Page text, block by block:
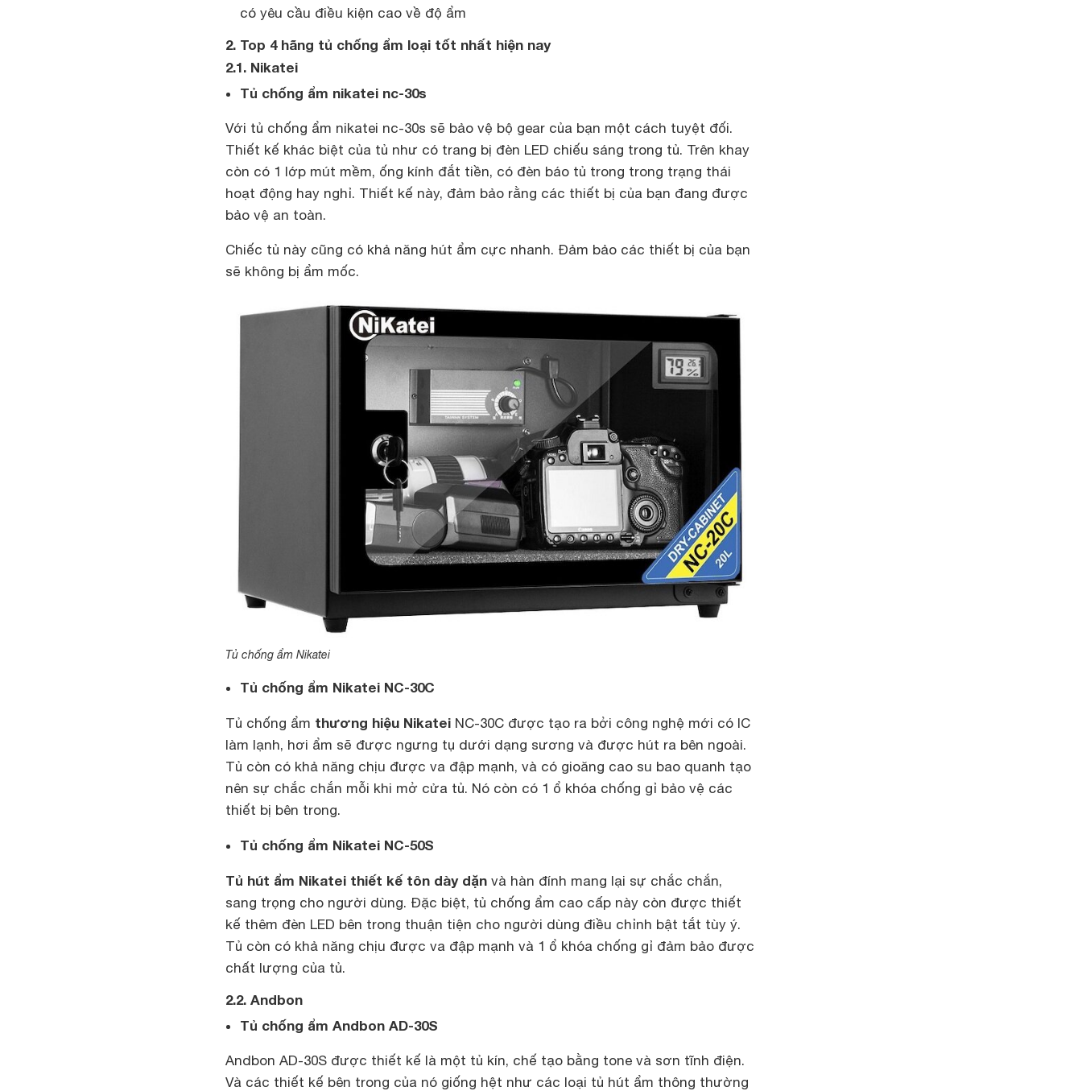
có yêu cầu điều kiện cao về độ ẩm
2. Top 4 hãng tủ chống ẩm loại tốt nhất hiện nay
2.1. Nikatei
Tủ chống ẩm nikatei nc-30s
Với tủ chống ẩm nikatei nc-30s sẽ bảo vệ bộ gear của bạn một cách tuyệt đối.
Thiết kế khác biệt của tủ như có trang bị đèn LED chiếu sáng trong tủ. Trên khay
còn có 1 lớp mút mềm, ống kính đắt tiền, có đèn báo tủ trong trong trạng thái
hoạt động hay nghỉ. Thiết kế này, đảm bảo rằng các thiết bị của bạn đang được
bảo vệ an toàn.
Chiếc tủ này cũng có khả năng hút ẩm cực nhanh. Đảm bảo các thiết bị của bạn
sẽ không bị ẩm mốc.
Tủ chống ẩm Nikatei
Tủ chống ẩm Nikatei NC-30C
Tủ chống ẩm thương hiệu Nikatei NC-30C được tạo ra bởi công nghệ mới có IC
làm lạnh, hơi ẩm sẽ được ngưng tụ dưới dạng sương và được hút ra bên ngoài.
Tủ còn có khả năng chịu được va đập mạnh, và có gioăng cao su bao quanh tạo
nên sự chắc chắn mỗi khi mở cửa tủ. Nó còn có 1 ổ khóa chống gỉ bảo vệ các
thiết bị bên trong.
Tủ chống ẩm Nikatei NC-50S
Tủ hút ẩm Nikatei thiết kế tôn dày dặn và hàn đính mang lại sự chắc chắn,
sang trọng cho người dùng. Đặc biệt, tủ chống ẩm cao cấp này còn được thiết
kế thêm đèn LED bên trong thuận tiện cho người dùng điều chỉnh bật tắt tùy ý.
Tủ còn có khả năng chịu được va đập mạnh và 1 ổ khóa chống gỉ đảm bảo được
chất lượng của tủ.
2.2. Andbon
Tủ chống ẩm Andbon AD-30S
Andbon AD-30S được thiết kế là một tủ kín, chế tạo bằng tone và sơn tĩnh điện.
Và các thiết kế bên trong của nó giống hệt như các loại tủ hút ẩm thông thường